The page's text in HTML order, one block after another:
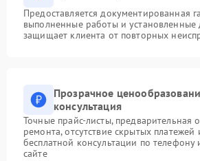
Предоставляется документированная
выполненные работы и установленные
защищает клиента от повторных
Прозрачное
консультация
Точные прайс-листы, предварительная
ремонта, отсутствие скрытых
бесплатной консультации по телефону
сайте